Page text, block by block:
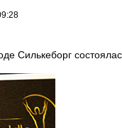
Силькеборг